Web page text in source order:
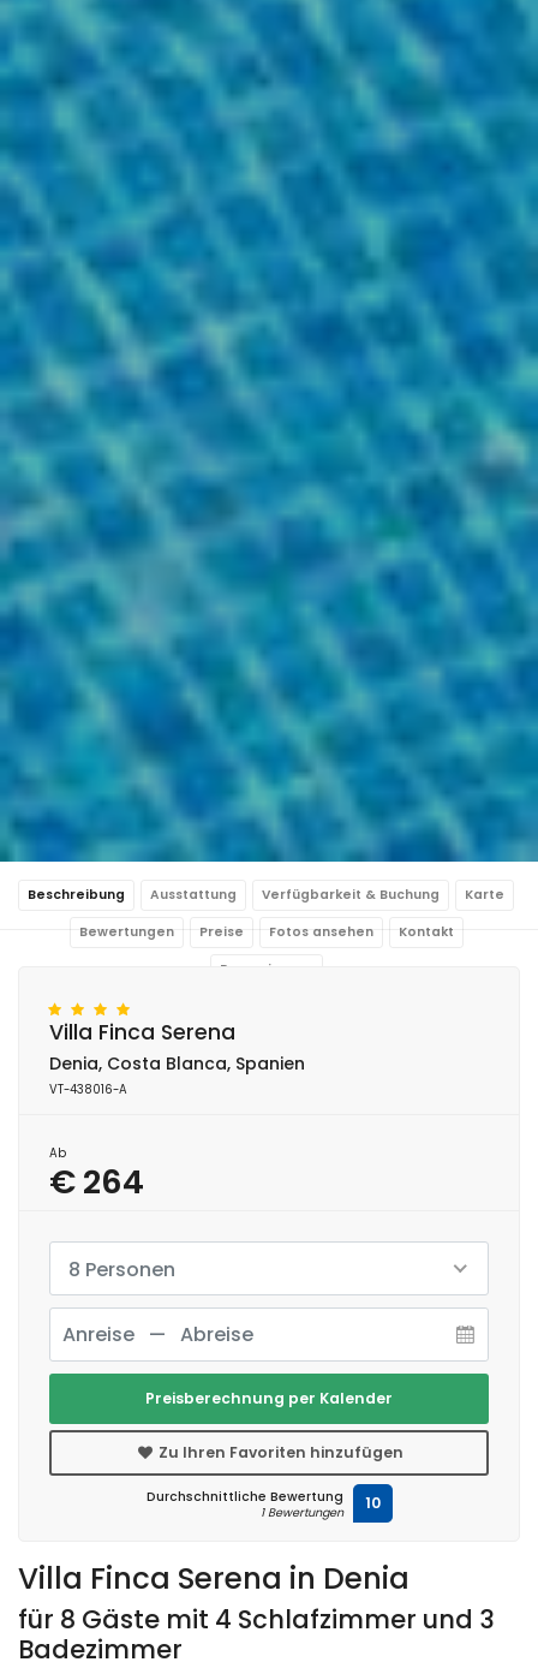
Beschreibung Ausstattung Verfügbarkeit & Buchung Karte
Bewertungen Preise Fotos ansehen Kontakt
Reservierung
Villa Finca Serena in Denia
für 8 Gäste mit 4 Schlafzimmer und 3
Badezimmer
Villa Finca Serena
Denia, Costa Blanca, Spanien
VT-438016-A
Ab
€ 264
8 Personen
Preisberechnung per Kalender
Zu Ihren Favoriten hinzufügen
Durchschnittliche Bewertung
1 Bewertungen 10